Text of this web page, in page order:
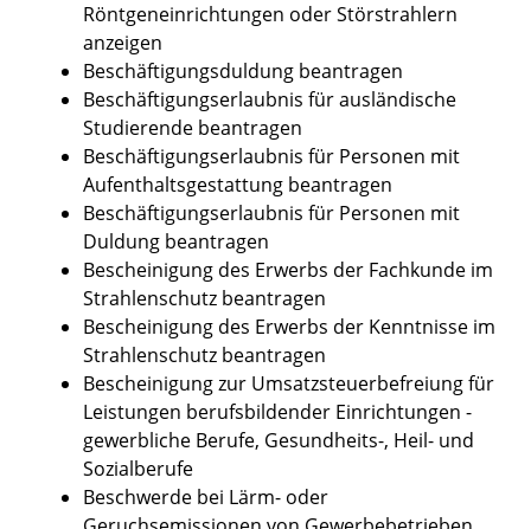
Röntgeneinrichtungen oder Störstrahlern
anzeigen
Beschäftigungsduldung beantragen
Beschäftigungserlaubnis für ausländische
Studierende beantragen
Beschäftigungserlaubnis für Personen mit
Aufenthaltsgestattung beantragen
Beschäftigungserlaubnis für Personen mit
Duldung beantragen
Bescheinigung des Erwerbs der Fachkunde im
Strahlenschutz beantragen
Bescheinigung des Erwerbs der Kenntnisse im
Strahlenschutz beantragen
Bescheinigung zur Umsatzsteuerbefreiung für
Leistungen berufsbildender Einrichtungen -
gewerbliche Berufe, Gesundheits-, Heil- und
Sozialberufe
Beschwerde bei Lärm- oder